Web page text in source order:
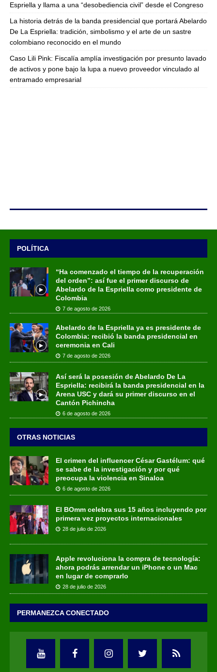
Espriella y llama a una “desobediencia civil” desde el Congreso
La historia detrás de la banda presidencial que portará Abelardo
De La Espriella: tradición, simbolismo y el arte de un sastre
colombiano reconocido en el mundo
Caso Lili Pink: Fiscalía amplía investigación por presunto lavado
de activos y pone bajo la lupa a nuevo proveedor vinculado al
entramado empresarial
POLÍTICA
“Ha comenzado el tiempo de la recuperación
del orden”: así fue el primer discurso de
Abelardo de la Espriella como presidente de
Colombia
7 de agosto de 2026
Abelardo de la Espriella ya es presidente de
Colombia: recibió la banda presidencial en
ceremonia en Cali
7 de agosto de 2026
Así será la posesión de Abelardo De La
Espriella: recibirá la banda presidencial en la
Arena USC y dará su primer discurso en el
Cantón Pichincha
6 de agosto de 2026
OTRAS NOTICIAS
El crimen del influencer César Gastélum: qué
se sabe de la investigación y por qué
preocupa la violencia en Sinaloa
6 de agosto de 2026
El BOmm celebra sus 15 años incluyendo por
primera vez proyectos internacionales
28 de julio de 2026
Apple revoluciona la compra de tecnología:
ahora podrás arrendar un iPhone o un Mac
en lugar de comprarlo
28 de julio de 2026
PERMANEZCA CONECTADO